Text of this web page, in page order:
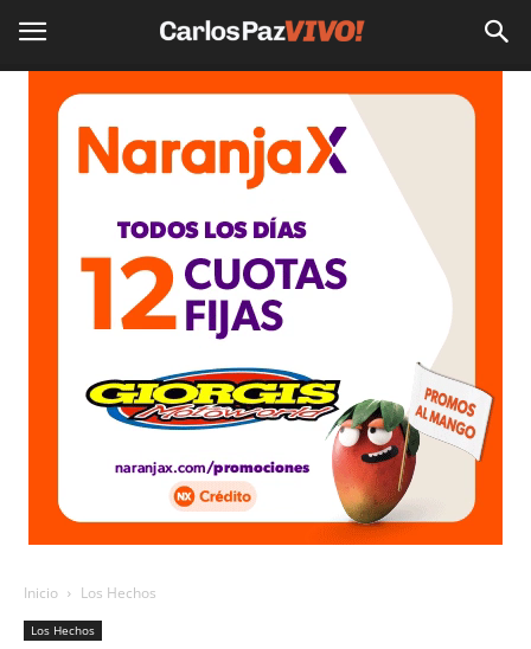
Inicio Los Hechos
Los Hechos